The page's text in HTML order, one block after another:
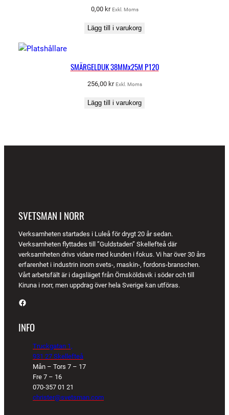
0,00 kr Exkl. Moms
Lägg till i varukorg
SMÄRGELDUK 38MMx25M P120
256,00 kr Exkl. Moms
Lägg till i varukorg
SVETSMAN I NORR
Verksamheten startades i Luleå för drygt 20 år sedan.
Verksamheten flyttades till ”Guldstaden” Skellefteå där
verksamheten drivs vidare med kunden i fokus. Vi har över 30 års
erfarenhet i industrin inom svets-, maskin-, fordons-branschen.
Vårt arbetsfält är i dagsläget från Örnsköldsvik i söder och till
Kiruna i norr, men uppdrag över hela Sverige kan utföras.
Facebook
INFO
Truckgatan 1,
931 27 Skellefteå
Mån – Tors 7 – 17
Fre 7 – 16
070-357 01 21
christer@svetsman.com